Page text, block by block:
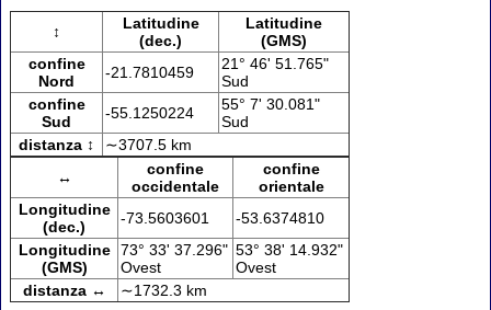
↕
Latitudine
(dec.)
Latitudine
(GMS)
confine
Nord
-21.7810459
21° 46' 51.765"
Sud
confine
Sud
-55.1250224
55° 7' 30.081"
Sud
distanza ↕
∼3707.5 km
↔
confine
occidentale
confine
orientale
Longitudine
(dec.)
-73.5603601
-53.6374810
Longitudine
(GMS)
73° 33' 37.296"
Ovest
53° 38' 14.932"
Ovest
distanza ↔
∼1732.3 km